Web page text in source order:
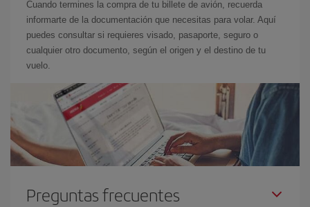
Cuando termines la compra de tu billete de avión, recuerda
informarte de la documentación que necesitas para volar. Aquí
puedes consultar si requieres visado, pasaporte, seguro o
cualquier otro documento, según el origen y el destino de tu
vuelo.
Preguntas frecuentes